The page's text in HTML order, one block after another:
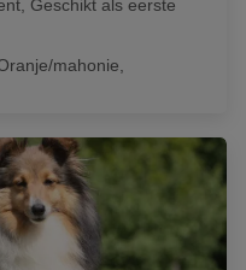
Geschikt als eerste
mahonie,